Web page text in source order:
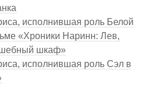
исполнившая роль Белой
«Хроники Наринн: Лев,
шкаф»
исполнившая роль Сэл в